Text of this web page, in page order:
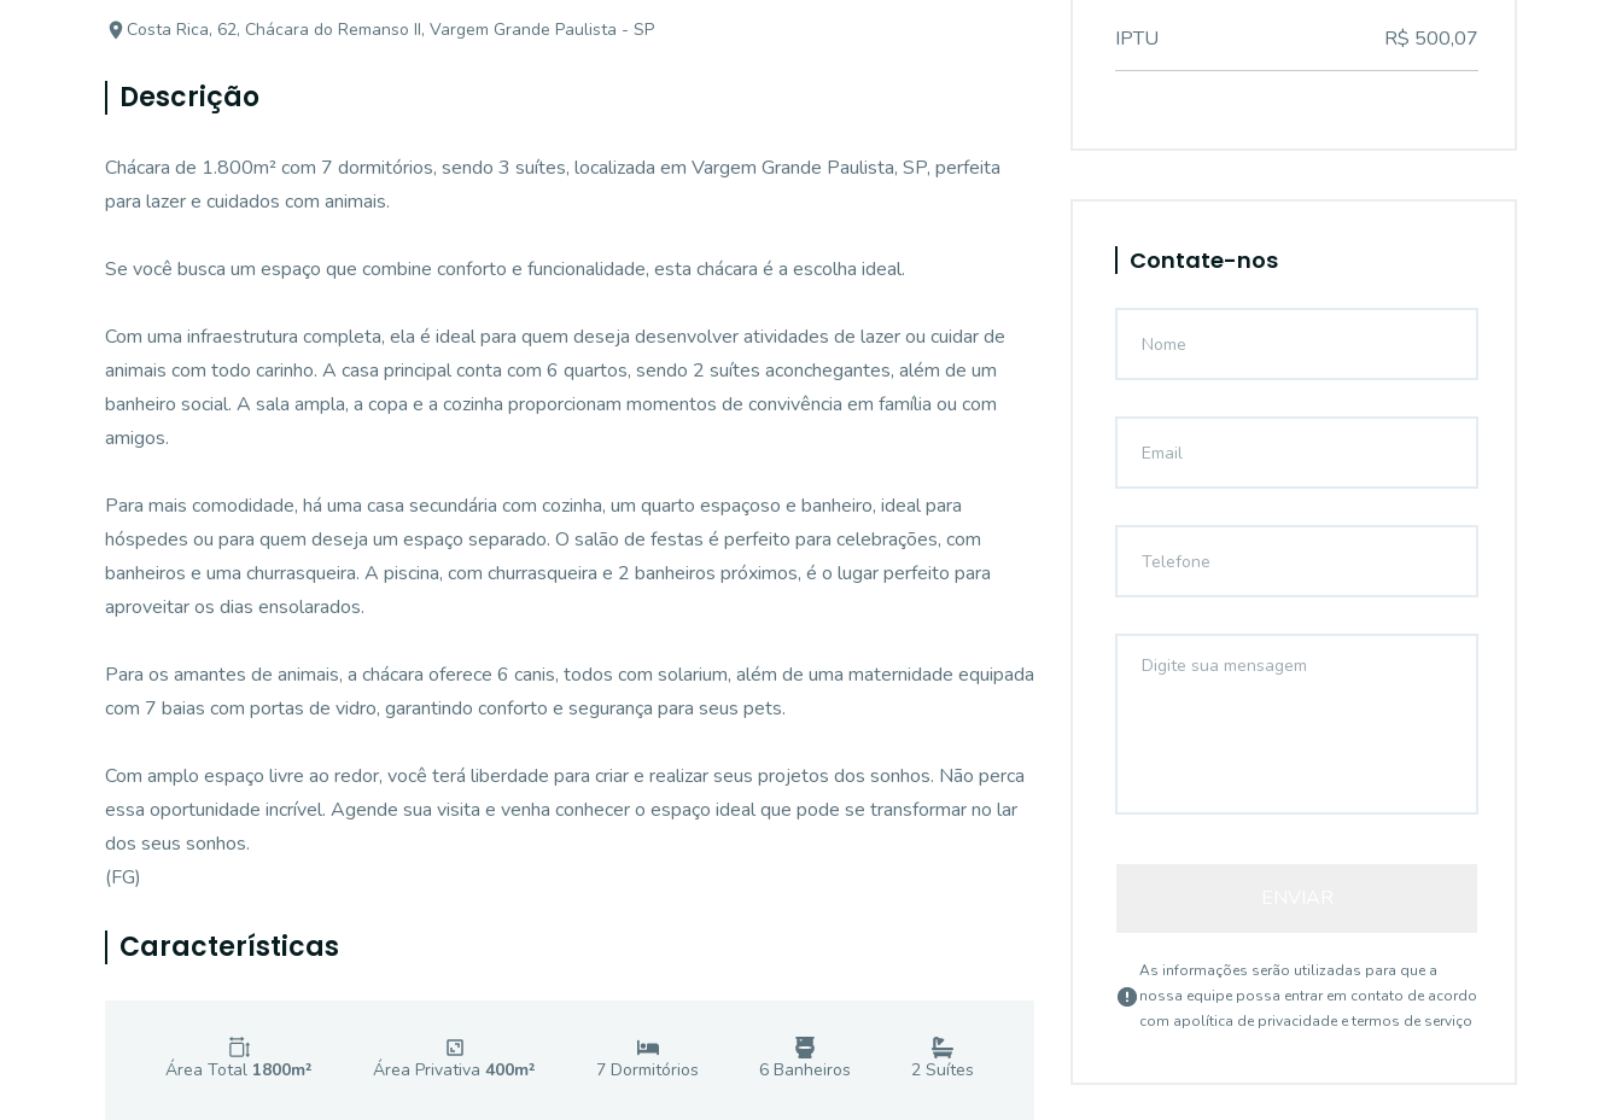
Costa Rica, 62, Chácara do Remanso II, Vargem Grande Paulista - SP
Descrição
Chácara de 1.800m² com 7 dormitórios, sendo 3 suítes, localizada em Vargem Grande Paulista, SP, perfeita
para lazer e cuidados com animais.
Se você busca um espaço que combine conforto e funcionalidade, esta chácara é a escolha ideal.
Com uma infraestrutura completa, ela é ideal para quem deseja desenvolver atividades de lazer ou cuidar de
animais com todo carinho. A casa principal conta com 6 quartos, sendo 2 suítes aconchegantes, além de um
banheiro social. A sala ampla, a copa e a cozinha proporcionam momentos de convivência em família ou com
amigos.
Para mais comodidade, há uma casa secundária com cozinha, um quarto espaçoso e banheiro, ideal para
hóspedes ou para quem deseja um espaço separado. O salão de festas é perfeito para celebrações, com
banheiros e uma churrasqueira. A piscina, com churrasqueira e 2 banheiros próximos, é o lugar perfeito para
aproveitar os dias ensolarados.
Para os amantes de animais, a chácara oferece 6 canis, todos com solarium, além de uma maternidade equipada
com 7 baias com portas de vidro, garantindo conforto e segurança para seus pets.
Com amplo espaço livre ao redor, você terá liberdade para criar e realizar seus projetos dos sonhos. Não perca
essa oportunidade incrível. Agende sua visita e venha conhecer o espaço ideal que pode se transformar no lar
dos seus sonhos.
(FG)
Características
Área Total 1800m² Área Privativa 400m² 7 Dormitórios 6 Banheiros 2 Suítes
IPTU R$ 500,07
Contate-nos
As informações serão utilizadas para que a
nossa equipe possa entrar em contato de acordo
com apolítica de privacidade e termos de serviço